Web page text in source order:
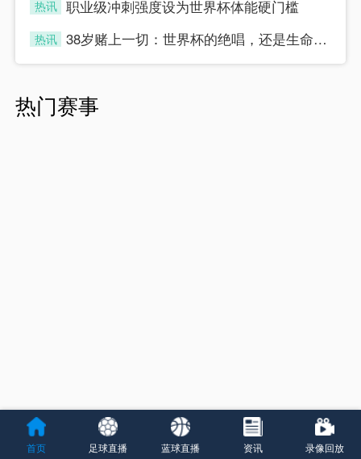
热讯 职业级冲刺强度设为世界杯体能硬门槛
热讯
38岁赌上一切：世界杯的绝唱，还是生命的最后冲刺？
热门赛事
首页 足球直播 蓝球直播 资讯 录像回放